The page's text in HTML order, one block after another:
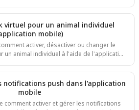
besoin d'un accès à l'application mobile.
de la carte, appuyez sur VPs dans la barre
liste In Rotation s'ouvre et affiche tous vos
paddocks virtue
virtuel pour un animal individuel
mobile)
activer, désactiver ou changer le
un animal individuel à l'aide de l'application
à les ajouter d'abord à un mob. Ce guide
mobile eShepherd. Si vous utilisez
paddocks virtuels
notifications push dans l'application
mobile
comment activer et gérer les notifications